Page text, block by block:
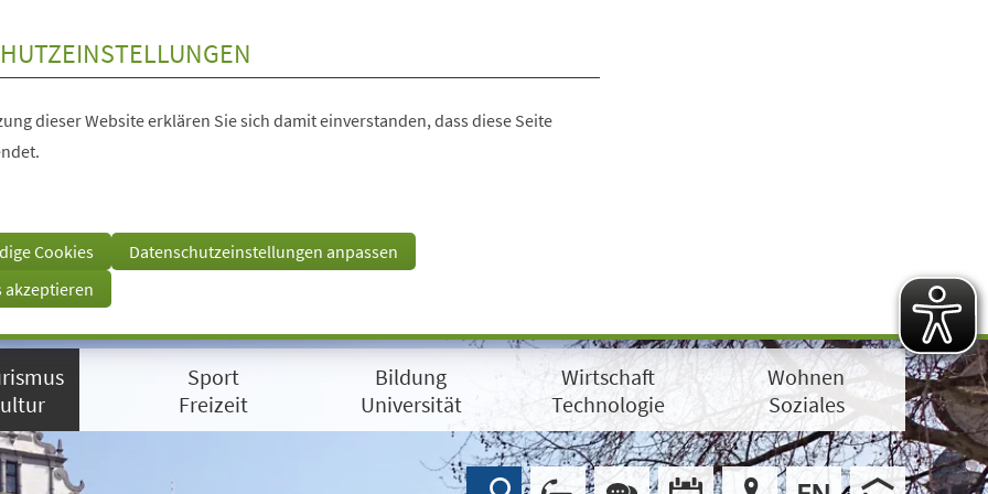
dieser Website erklären Sie sich damit einverstanden, dass diese Seite
Cookies
Datenschutzeinstellungen anpassen
akzeptieren
Sport
Freizeit
Bildung
Universität
Wirtschaft
Technologie
Wohnen
Soziales